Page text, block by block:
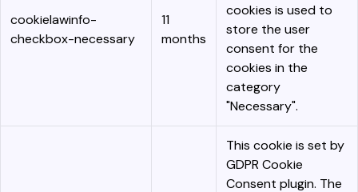
cookielawinfo-
checkbox-necessary
11
months
cookies is used to
store the user
consent for the
cookies in the
category
"Necessary".
This cookie is set by
GDPR Cookie
Consent plugin. The